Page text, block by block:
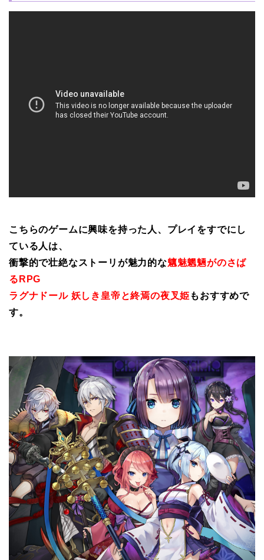
こちらのゲームに興味を持った人、プレイをすでにし
ている人は、
衝撃的で壮絶なストーリが魅力的な魑魅魍魎がのさば
るRPG
ラグナドール 妖しき皇帝と終焉の夜叉姫 もおすすめで
す。